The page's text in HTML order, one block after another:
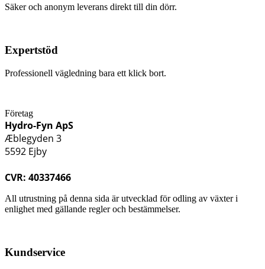
Säker och anonym leverans direkt till din dörr.
Expertstöd
Professionell vägledning bara ett klick bort.
Företag
Hydro-Fyn ApS
Æblegyden 3
5592 Ejby
CVR: 40337466
All utrustning på denna sida är utvecklad för odling av växter i
enlighet med gällande regler och bestämmelser.
Kundservice